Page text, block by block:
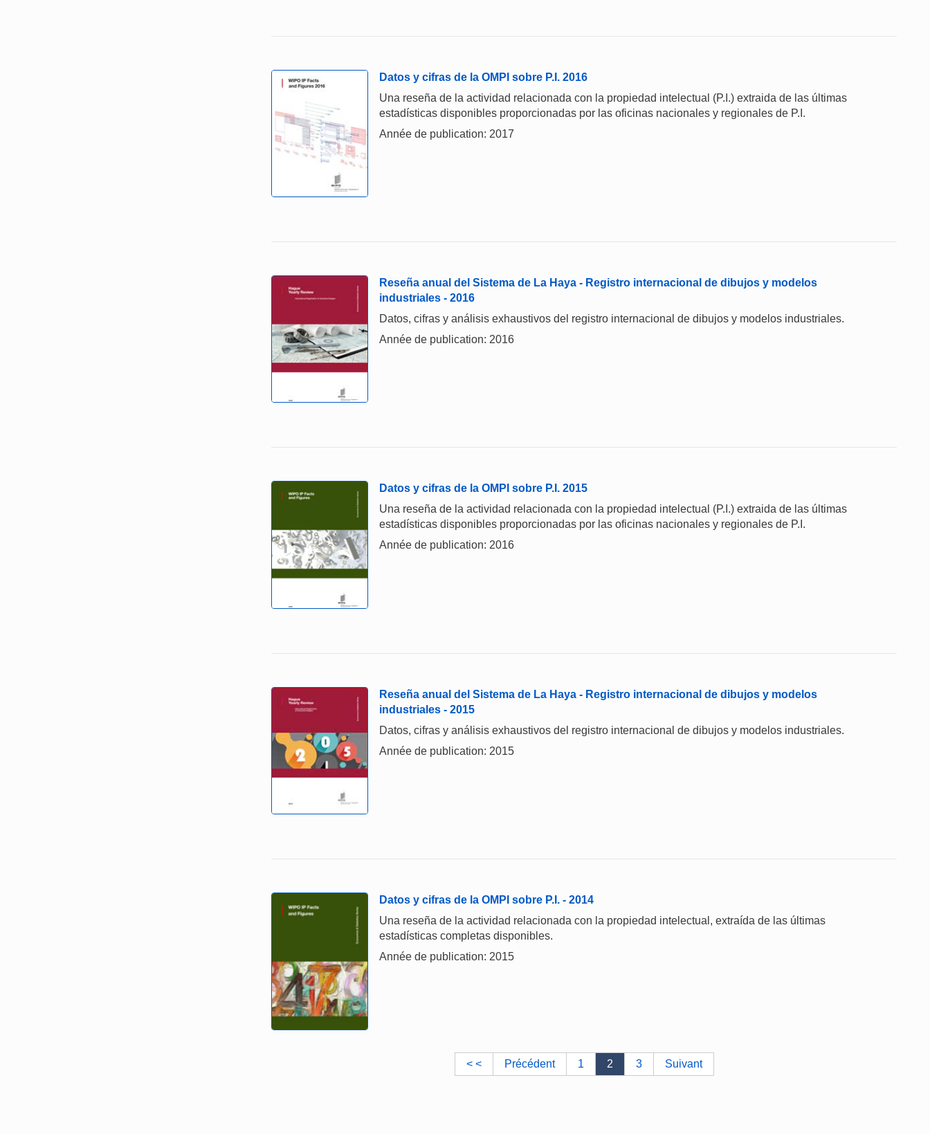
Datos y cifras de la OMPI sobre P.I. 2016
Una reseña de la actividad relacionada con la propiedad intelectual (P.I.) extraida de las últimas
estadísticas disponibles proporcionadas por las oficinas nacionales y regionales de P.I.
Année de publication: 2017
Reseña anual del Sistema de La Haya - Registro internacional de dibujos y modelos
industriales - 2016
Datos, cifras y análisis exhaustivos del registro internacional de dibujos y modelos industriales.
Année de publication: 2016
Datos y cifras de la OMPI sobre P.I. 2015
Una reseña de la actividad relacionada con la propiedad intelectual (P.I.) extraida de las últimas
estadísticas disponibles proporcionadas por las oficinas nacionales y regionales de P.I.
Année de publication: 2016
Reseña anual del Sistema de La Haya - Registro internacional de dibujos y modelos
industriales - 2015
Datos, cifras y análisis exhaustivos del registro internacional de dibujos y modelos industriales.
Année de publication: 2015
Datos y cifras de la OMPI sobre P.I. - 2014
Una reseña de la actividad relacionada con la propiedad intelectual, extraída de las últimas
estadísticas completas disponibles.
Année de publication: 2015
< < Précédent 1 2 3 Suivant